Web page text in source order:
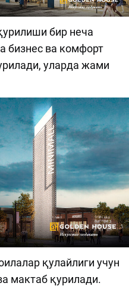
бир неча
бизнес ва комфорт
уларда жами
қулайлиги учун
мактаб қурилади.